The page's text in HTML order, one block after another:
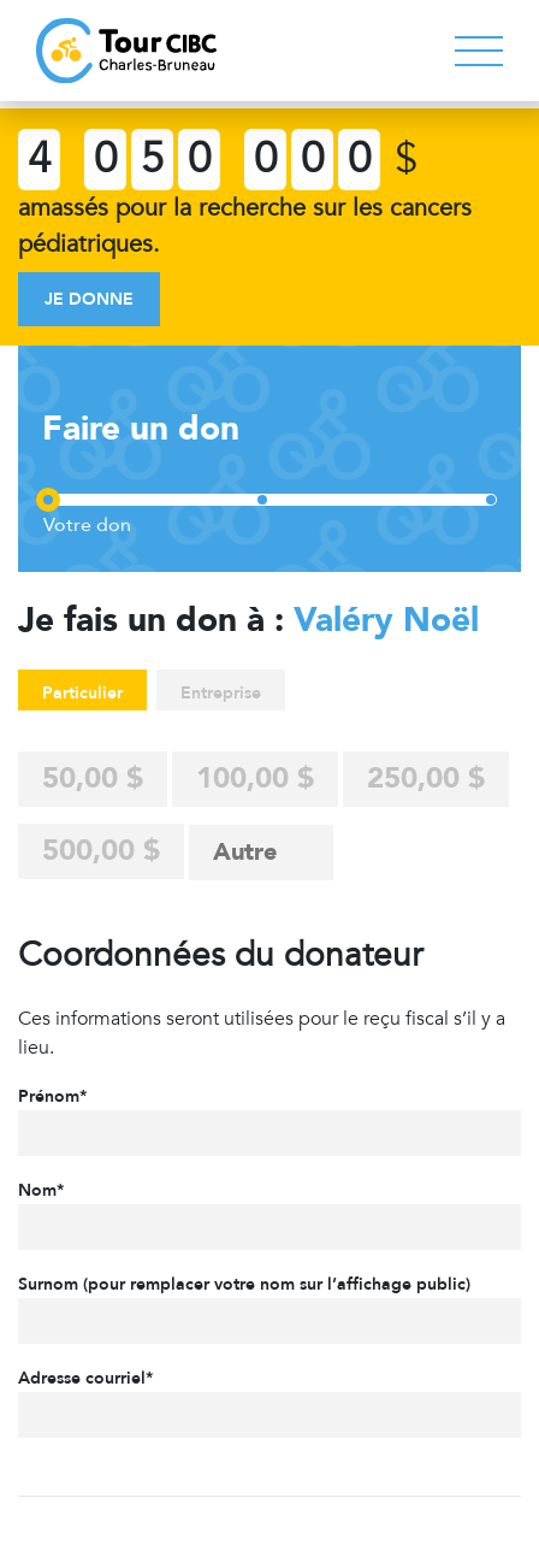
4 0 5 0 0 0 0 $
amassés pour la recherche sur les cancers
pédiatriques.
JE DONNE
Faire un don
Je fais un don à : Valéry Noël
Particulier Entreprise
50,00 $ 100,00 $
250,00 $
500,00 $
Coordonnées du donateur
Ces informations seront utilisées pour le reçu fiscal s’il y a
lieu.
Prénom*
Nom*
Surnom (pour remplacer votre nom sur l’affichage public)
Adresse courriel*